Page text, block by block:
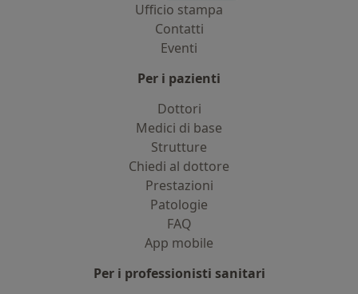
Ufficio stampa
Contatti
Eventi
Per i pazienti
Dottori
Medici di base
Strutture
Chiedi al dottore
Prestazioni
Patologie
FAQ
App mobile
Per i professionisti sanitari